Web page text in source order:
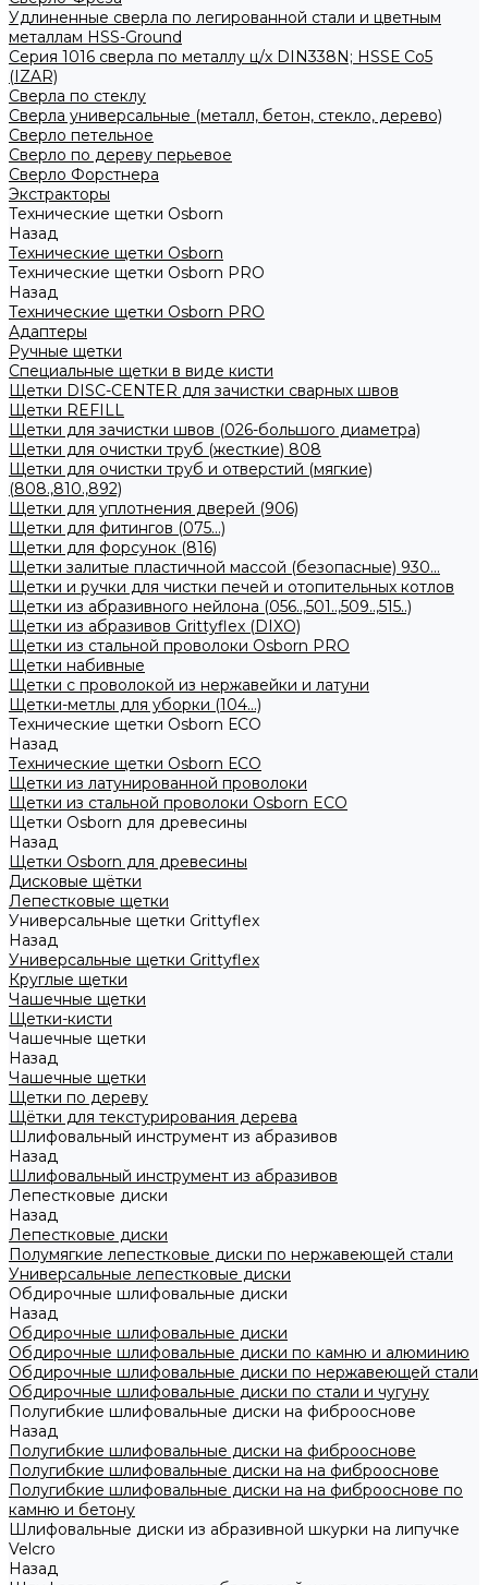
Удлиненные сверла по легированной стали и цветным
металлам HSS-Ground
Серия 1016 сверла по металлу ц/х DIN338N; HSSЕ Со5
(IZAR)
Сверла по стеклу
Сверла универсальные (металл, бетон, стекло, дерево)
Сверло петельное
Сверло по дереву перьевое
Сверло Форстнера
Экстракторы
Технические щетки Osborn
Назад
Технические щетки Osborn
Технические щетки Osborn PRO
Назад
Технические щетки Osborn PRO
Адаптеры
Ручные щетки
Специальные щетки в виде кисти
Щетки DISC-CENTER для зачистки сварных швов
Щетки REFILL
Щетки для зачистки швов (026-большого диаметра)
Щетки для очистки труб (жесткие) 808
Щетки для очистки труб и отверстий (мягкие)
(808.,810.,892)
Щетки для уплотнения дверей (906)
Щетки для фитингов (075...)
Щетки для форсунок (816)
Щетки залитые пластичной массой (безопасные) 930...
Щетки и ручки для чистки печей и отопительных котлов
Щетки из абразивного нейлона (056..,501..,509..,515..)
Щетки из абразивов Grittyflex (DIXO)
Щетки из стальной проволоки Osborn PRO
Щетки набивные
Щетки с проволокой из нержавейки и латуни
Щетки-метлы для уборки (104...)
Технические щетки Osborn ЕСО
Назад
Технические щетки Osborn ЕСО
Щетки из латунированной проволоки
Щетки из стальной проволоки Osborn ECO
Щетки Osborn для древесины
Назад
Щетки Osborn для древесины
Дисковые щётки
Лепестковые щетки
Универсальные щетки Grittyflex
Назад
Универсальные щетки Grittyflex
Круглые щетки
Чашечные щетки
Щетки-кисти
Чашечные щетки
Назад
Чашечные щетки
Щетки по дереву
Щётки для текстурирования дерева
Шлифовальный инструмент из абразивов
Назад
Шлифовальный инструмент из абразивов
Лепестковые диски
Назад
Лепестковые диски
Полумягкие лепестковые диски по нержавеющей стали
Универсальные лепестковые диски
Обдирочные шлифовальные диски
Назад
Обдирочные шлифовальные диски
Обдирочные шлифовальные диски по камню и алюминию
Обдирочные шлифовальные диски по нержавеющей стали
Обдирочные шлифовальные диски по стали и чугуну
Полугибкие шлифовальные диски на фиброоснове
Назад
Полугибкие шлифовальные диски на фиброоснове
Полугибкие шлифовальные диски на на фиброоснове
Полугибкие шлифовальные диски на на фиброоснове по
камню и бетону
Шлифовальные диски из абразивной шкурки на липучке
Velcro
Назад